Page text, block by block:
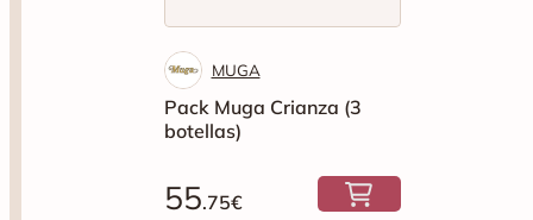
MUGA
Pack Muga Crianza (3
botellas)
55.75€